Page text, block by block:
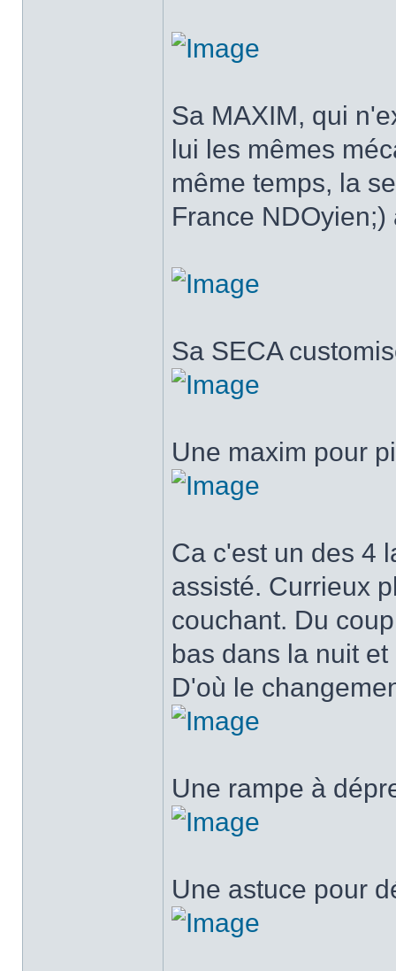
Sa MAXIM, qui
lui les mêmes
même temps, la
France
Sa SECA
Une maxim pour
Ca c'est un des 4
assisté. Currieux
couchant. Du
bas dans la nuit
D'où le
Une rampe à
Une astuce pour